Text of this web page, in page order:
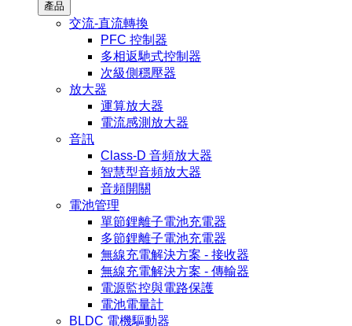
產品
交流-直流轉換
PFC 控制器
多相返馳式控制器
次級側穩壓器
放大器
運算放大器
電流感測放大器
音訊
Class-D 音頻放大器
智慧型音頻放大器
音頻開關
電池管理
單節鋰離子電池充電器
多節鋰離子電池充電器
無線充電解決方案 - 接收器
無線充電解決方案 - 傳輸器
電源監控與電路保護
電池電量計
BLDC 電機驅動器